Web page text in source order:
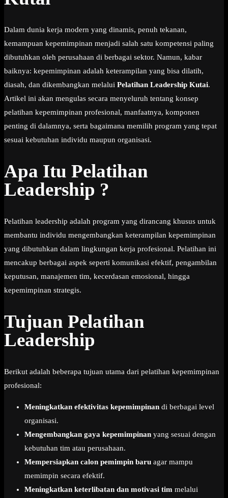
Dalam dunia kerja modern yang dinamis, penuh tekanan,
kemampuan kepemimpinan menjadi salah satu kompetensi paling
dibutuhkan oleh perusahaan di berbagai sektor. Namun, kabar
baiknya: kepemimpinan adalah keterampilan yang bisa dilatih,
diasah, dan dikembangkan melalui Pelatihan Leadership Kutai.
Artikel ini akan mengulas secara menyeluruh tentang konsep
pelatihan kepemimpinan profesional, manfaatnya, komponen
penting di dalamnya, serta bagaimana memilih program yang tepat
sesuai kebutuhan individu maupun organisasi.
Apa Itu Pelatihan
Leadership ?
Pelatihan leadership adalah program yang dirancang khusus untuk
membantu individu mengembangkan keterampilan kepemimpinan
yang dibutuhkan dalam lingkungan kerja profesional. Pelatihan ini
mencakup berbagai aspek seperti komunikasi efektif, pengambilan
keputusan, manajemen tim, kecerdasan emosional, hingga
kepemimpinan strategis.
Tujuan Pelatihan
Leadership
Berikut adalah beberapa tujuan utama dari pelatihan kepemimpinan
profesional:
Meningkatkan efektivitas kepemimpinan di berbagai level
organisasi.
Mengembangkan gaya kepemimpinan yang sesuai dengan
kebutuhan tim atau perusahaan.
Mempersiapkan calon pemimpin baru agar mampu
memimpin secara efektif.
Meningkatkan keterlibatan dan motivasi tim melalui